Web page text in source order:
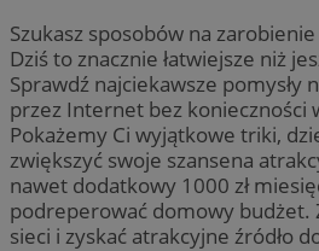
Szukasz sposobów na
Dziś to znacznie łatwiejsze niż
Sprawdź najciekawsze pomysły
przez Internet bez konieczności
Pokażemy Ci wyjątkowe triki,
zwiększyć swoje szansena
nawet dodatkowy 1000 zł
podreperować domowy budżet.
sieci i zyskać atrakcyjne źródło